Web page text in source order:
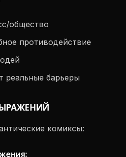
общество
противодействие
реальные барьеры
комиксы: